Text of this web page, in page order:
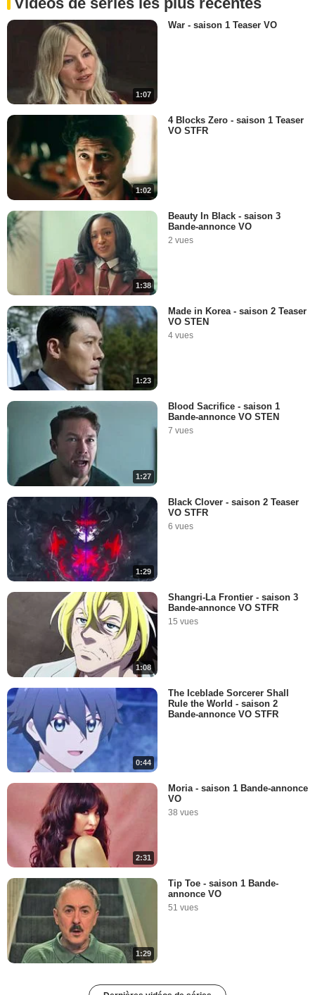
1:07
War - saison 1 Teaser VO
1:02
4 Blocks Zero - saison 1 Teaser
VO STFR
1:38
Beauty In Black - saison 3
Bande-annonce VO
2 vues
1:23
Made in Korea - saison 2 Teaser
VO STEN
4 vues
1:27
Blood Sacrifice - saison 1
Bande-annonce VO STEN
7 vues
1:29
Black Clover - saison 2 Teaser
VO STFR
6 vues
1:08
Shangri-La Frontier - saison 3
Bande-annonce VO STFR
15 vues
0:44
The Iceblade Sorcerer Shall
Rule the World - saison 2
Bande-annonce VO STFR
2:31
Moria - saison 1 Bande-annonce
VO
38 vues
1:29
Tip Toe - saison 1 Bande-
annonce VO
51 vues